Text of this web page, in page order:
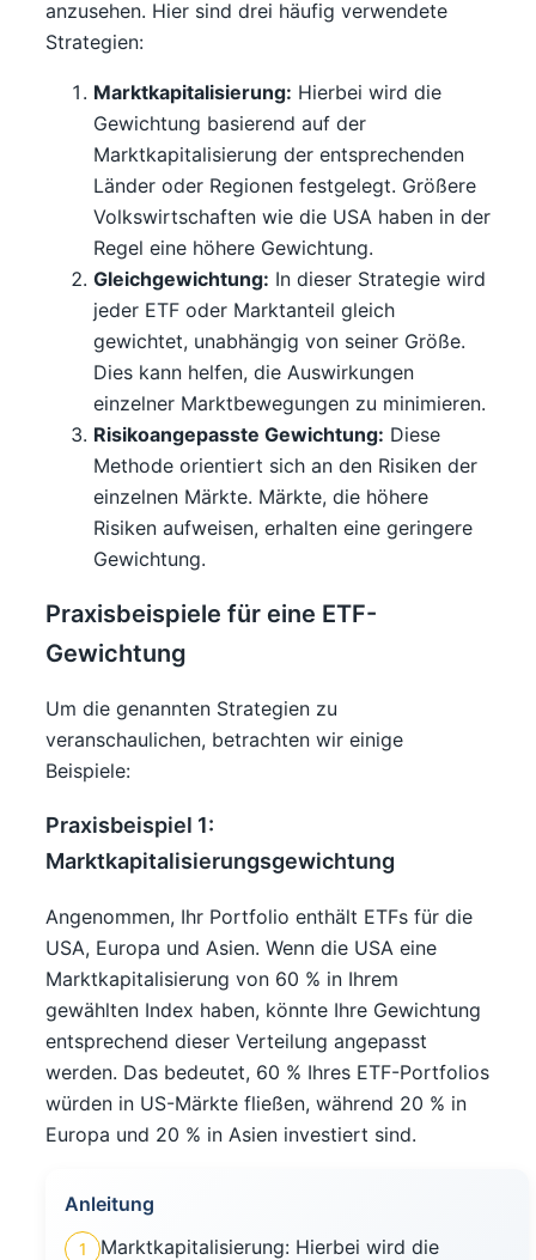
anzusehen. Hier sind drei häufig verwendete
Strategien:
Marktkapitalisierung: Hierbei wird die
Gewichtung basierend auf der
Marktkapitalisierung der entsprechenden
Länder oder Regionen festgelegt. Größere
Volkswirtschaften wie die USA haben in der
Regel eine höhere Gewichtung.
Gleichgewichtung: In dieser Strategie wird
jeder ETF oder Marktanteil gleich
gewichtet, unabhängig von seiner Größe.
Dies kann helfen, die Auswirkungen
einzelner Marktbewegungen zu minimieren.
Risikoangepasste Gewichtung: Diese
Methode orientiert sich an den Risiken der
einzelnen Märkte. Märkte, die höhere
Risiken aufweisen, erhalten eine geringere
Gewichtung.
Praxisbeispiele für eine ETF-
Gewichtung
Um die genannten Strategien zu
veranschaulichen, betrachten wir einige
Beispiele:
Praxisbeispiel 1:
Marktkapitalisierungsgewichtung
Angenommen, Ihr Portfolio enthält ETFs für die
USA, Europa und Asien. Wenn die USA eine
Marktkapitalisierung von 60 % in Ihrem
gewählten Index haben, könnte Ihre Gewichtung
entsprechend dieser Verteilung angepasst
werden. Das bedeutet, 60 % Ihres ETF-Portfolios
würden in US-Märkte fließen, während 20 % in
Europa und 20 % in Asien investiert sind.
Anleitung
1
Marktkapitalisierung: Hierbei wird die